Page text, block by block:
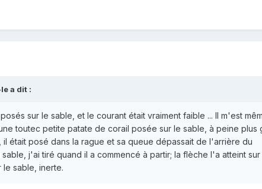
a dit :
sur le sable, et le courant était vraiment faible ... Il m'est
toutec petite patate de corail posée sur le sable, à peine plus
il était posé dans la rague et sa queue dépassait de l'arrière du
j'ai tiré quand il a commencé à partir; la flèche l'a atteint
sable, inerte.